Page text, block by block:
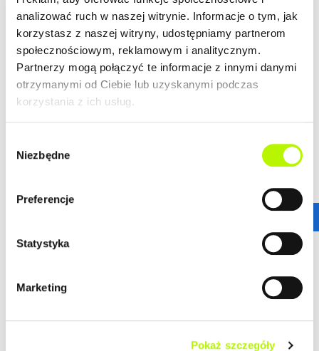
analizować ruch w naszej witrynie. Informacje o tym, jak
korzystasz z naszej witryny, udostępniamy partnerom
społecznościowym, reklamowym i analitycznym.
Partnerzy mogą połączyć te informacje z innymi danymi
otrzymanymi od Ciebie lub uzyskanymi podczas
korzystania z ich usług.
zgody
Niezbędne
Preferencje
Statystyka
Marketing
Pokaż szczegóły
LOKALIZACJA
Bella Dolina to nasze drugie, realizowane kompleksowo,
a zarazem całkowicie od podstaw osiedle w Rzeszowie.
Wyznacza ono nowe standardy w kreowaniu przestrzeni
gwarantuje wprost niesamowitą dostępność
ZALETY LOKALIZACJI
nowoczesne osiedle